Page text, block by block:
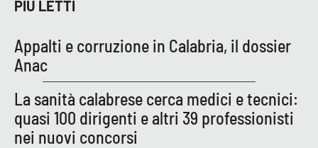
PIÙ LETTI
Appalti e corruzione in Calabria, il dossier
Anac
La sanità calabrese cerca medici e tecnici:
quasi 100 dirigenti e altri 39 professionisti
nei nuovi concorsi